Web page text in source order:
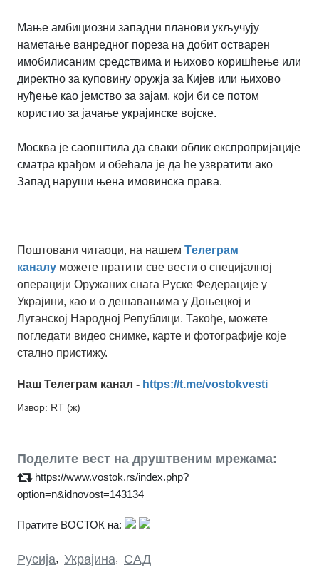
Мање амбициозни западни планови укључују
наметање ванредног пореза на добит остварен
имобилисаним средствима и њихово коришћење или
директно за куповину оружја за Кијев или њихово
нуђење као јемство за зајам, који би се потом
користио за јачање украјинске војске.
Москва је саопштила да сваки облик експропријације
сматра крађом и обећала је да ће узвратити ако
Запад наруши њена имовинска права.
Поштовани читаоци, на нашем Tелеграм
каналу можете пратити све вести о специјалној
операцији Оружаних снага Руске Федерације у
Украјини, као и о дешавањима у Доњецкој и
Луганској Народној Републици. Такође, можете
погледати видео снимке, карте и фотографије које
стално пристижу.
Наш Телеграм канал - https://t.me/vostokvesti
Извор: RT (ж)
Поделите вест на друштвеним мрежама:
https://www.vostok.rs/index.php?
option=n&idnovost=143134
Пратите ВОСТОК на:
Русија, Украјина, САД